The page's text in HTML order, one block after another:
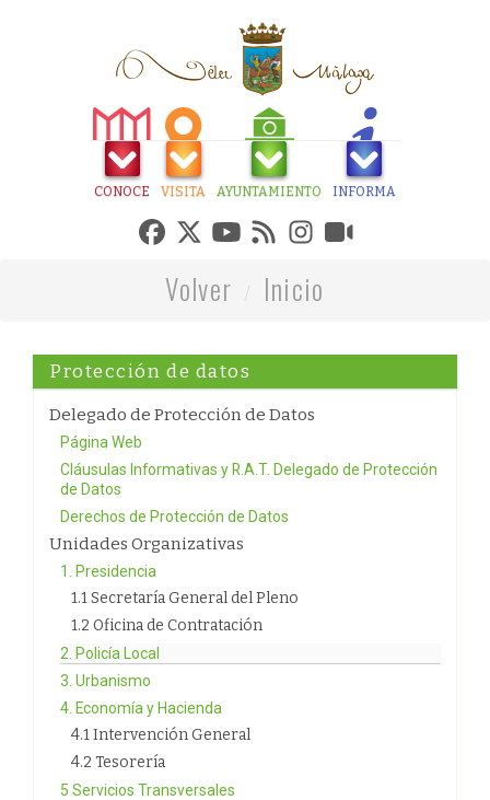
CONOCE VISITA AYUNTAMIENTO INFORMA
Volver Inicio
Protección de datos
Delegado de Protección de Datos
Página Web
Cláusulas Informativas y R.A.T. Delegado de Protección
de Datos
Derechos de Protección de Datos
Unidades Organizativas
1. Presidencia
1.1 Secretaría General del Pleno
1.2 Oficina de Contratación
2. Policía Local
3. Urbanismo
4. Economía y Hacienda
4.1 Intervención General
4.2 Tesorería
5 Servicios Transversales